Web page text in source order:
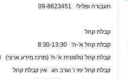
תעבורה ופלילי 09-8623451
קבלת קהל
קבלת קהל א'-ה' 8:30-13:30
קבלת קהל טלפונית א'-ה' (מרכז מידע ארצי) 8:00-16:00
קבלת קהל ימי ו' וערב חג אין קבלת קהל